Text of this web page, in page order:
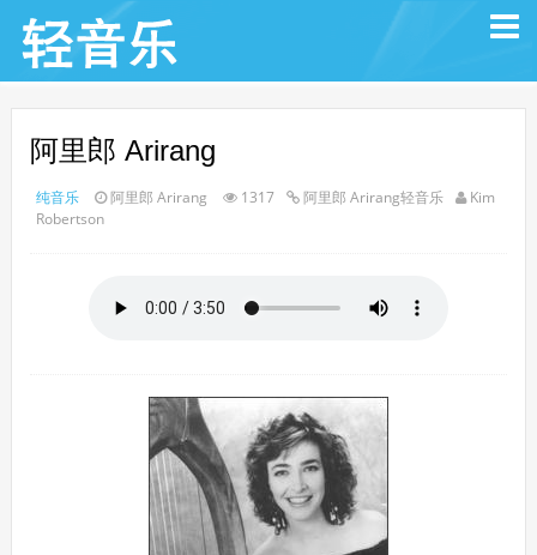
阿里郎 Arirang
纯音乐 阿里郎 Arirang 1317 阿里郎 Arirang轻音乐
Kim
Robertson